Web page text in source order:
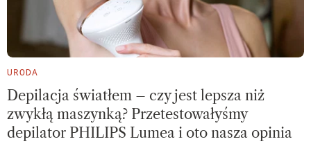
URODA
Depilacja światłem – czy jest lepsza niż
zwykłą maszynką? Przetestowałyśmy
depilator PHILIPS Lumea i oto nasza opinia